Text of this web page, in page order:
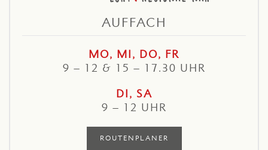
AUFFACH
MO, MI, DO, FR
9 – 12 & 15 – 17.30 UHR
DI, SA
9 – 12 UHR
ROUTENPLANER